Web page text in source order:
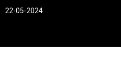
22-05-2024